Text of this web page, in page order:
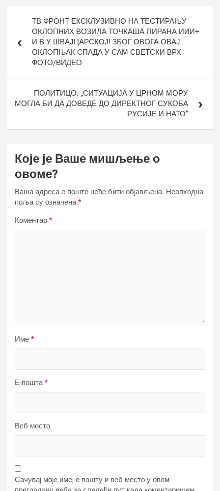
чланкаТВ ФРОНТ ЕКСКЛУЗИВНО НА ТЕСТИРАЊУ
ОКЛОПНИХ ВОЗИЛА ТОЧКАША ПИРАНА ИИИ+
И В У ШВАЈЦАРСКОЈ! ЗБОГ ОВОГА ОВАЈ
ОКЛОПЊАК СПАДА У САМ СВЕТСКИ ВРХ
ФОТО/ВИДЕО
ПОЛИТИЦО: „СИТУАЦИЈА У ЦРНОМ МОРУ
МОГЛА БИ ДА ДОВЕДЕ ДО ДИРЕКТНОГ СУКОБА
РУСИЈЕ И НАТО“
Које је Ваше мишљење о
овоме?
Ваша адреса е-поште неће бити објављена. Неопходна
поља су означена*
Коментар *
Име *
Е-пошта*
Веб место
Сачувај моје име, е-пошту и веб место у овом